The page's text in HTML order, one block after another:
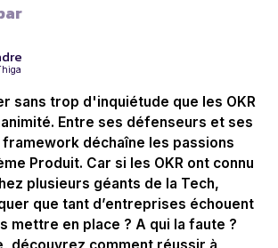
sans trop d'inquiétude que les OKR
Entre ses défenseurs et ses
déchaîne les passions
Produit. Car si les OKR ont connu
plusieurs géants de la Tech,
que tant d’entreprises échouent
mettre en place ? A qui la faute ?